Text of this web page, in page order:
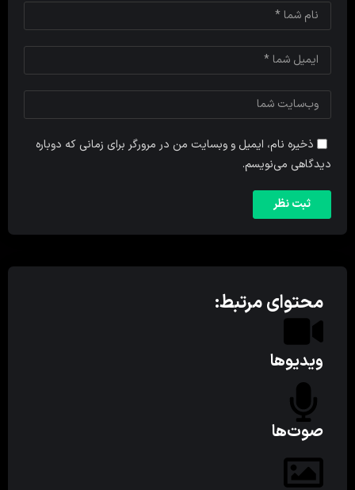
ذخیره نام، ایمیل و وبسایت من در مرورگر برای زمانی که دوباره
دیدگاهی می‌نویسم.
محتوای مرتبط:
ویدیوها
صوت‌ها